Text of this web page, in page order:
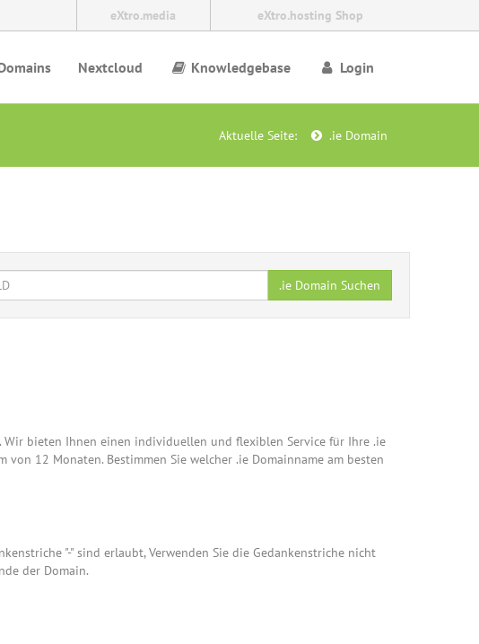
eXtro.media eXtro.hosting Shop
Nextcloud Knowledgebase Login
Aktuelle Seite: .ie Domain
.ie Domain Suchen
bieten Ihnen einen individuellen und flexiblen Service für Ihre .ie
12 Monaten. Bestimmen Sie welcher .ie Domainname am besten
"-" sind erlaubt, Verwenden Sie die Gedankenstriche nicht
der Domain.